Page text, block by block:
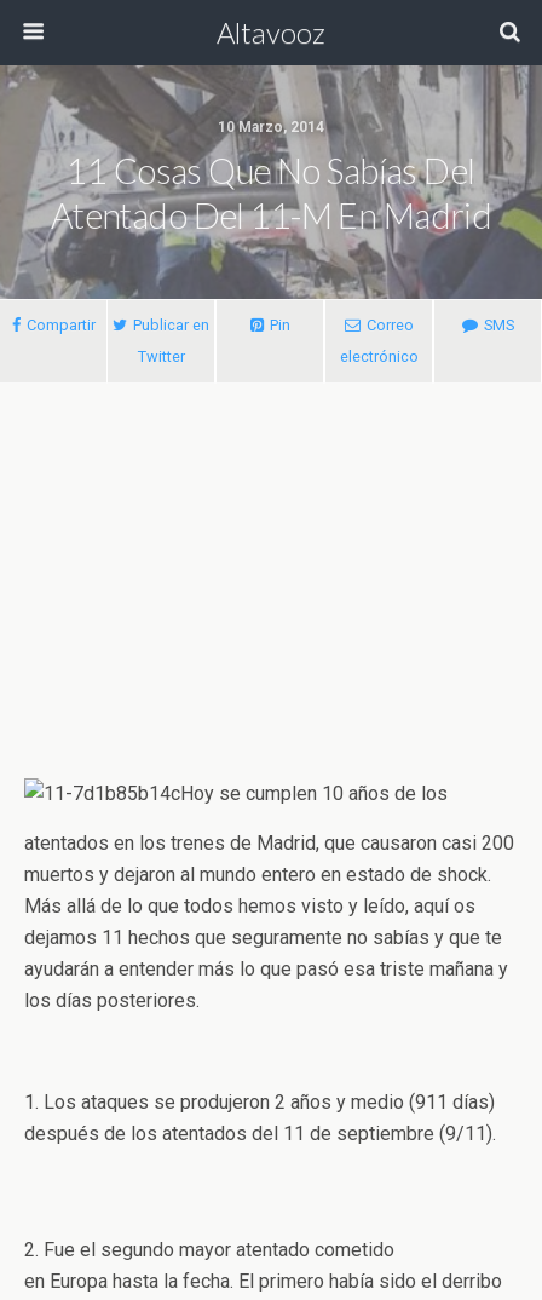
Altavooz
10 Marzo, 2014
11 Cosas Que No Sabías Del
Atentado Del 11-M En Madrid
Compartir
Publicar en
Twitter
Pin
Correo
electrónico
SMS
Hoy se cumplen 10 años de los
atentados en los trenes de Madrid, que causaron casi 200
muertos y dejaron al mundo entero en estado de shock.
Más allá de lo que todos hemos visto y leído, aquí os
dejamos 11 hechos que seguramente no sabías y que te
ayudarán a entender más lo que pasó esa triste mañana y
los días posteriores.
1. Los ataques se produjeron 2 años y medio (911 días)
después de los atentados del 11 de septiembre (9/11).
2. Fue el segundo mayor atentado cometido
en Europa hasta la fecha. El primero había sido el derribo